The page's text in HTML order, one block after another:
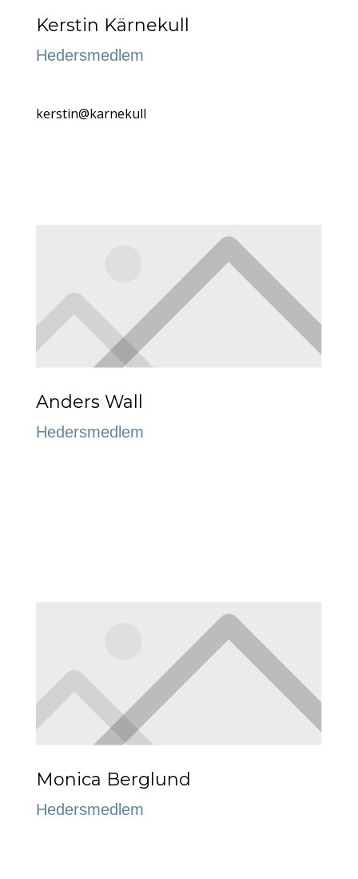
Kerstin Kärnekull
Hedersmedlem
kerstin@karnekull
Anders Wall
Hedersmedlem
Monica Berglund
Hedersmedlem